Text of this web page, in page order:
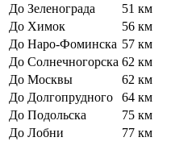
До Зеленограда
51 км
До Химок
56 км
До Наро-Фоминска 57 км
До Солнечногорска 62 км
До Москвы
62 км
До Долгопрудного
64 км
До Подольска
75 км
До Лобни
77 км